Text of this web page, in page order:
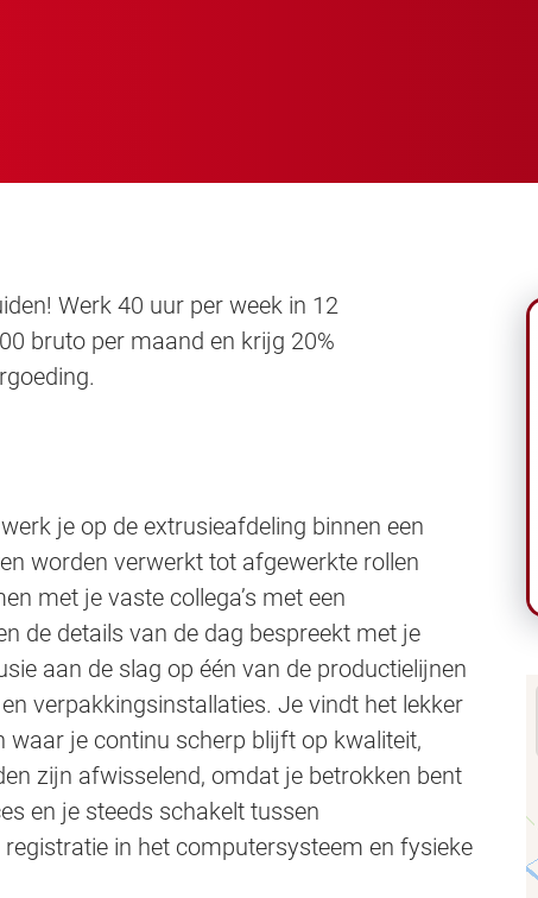
Werk 40 uur per week in 12
bruto per maand en krijg 20%
je op de extrusieafdeling binnen een
worden verwerkt tot afgewerkte rollen
met je vaste collega’s met een
de details van de dag bespreekt met je
aan de slag op één van de productielijnen
verpakkingsinstallaties. Je vindt het lekker
je continu scherp blijft op kwaliteit,
zijn afwisselend, omdat je betrokken bent
en je steeds schakelt tussen
in het computersysteem en fysieke